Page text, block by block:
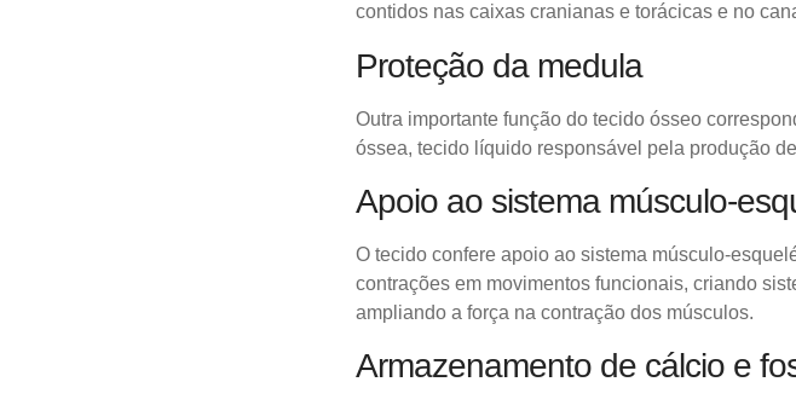
contidos nas caixas cranianas e torácicas e no
Proteção da medula
Outra importante função do tecido ósseo
óssea, tecido líquido responsável pela produção
Apoio ao sistema músculo-
O tecido confere apoio ao sistema músculo-
contrações em movimentos funcionais, criando
ampliando a força na contração dos músculos.
Armazenamento de cálcio e